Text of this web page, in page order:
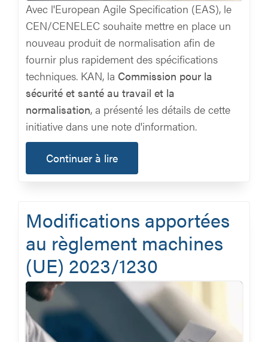
Avec l'European Agile Specification (EAS), le
CEN/CENELEC souhaite mettre en place un
nouveau produit de normalisation afin de
fournir plus rapidement des spécifications
techniques. KAN, la Commission pour la
sécurité et santé au travail et la
normalisation, a présenté les détails de cette
initiative dans une note d'information.
Continuer à lire
Modifications apportées
au règlement machines
(UE) 2023/1230